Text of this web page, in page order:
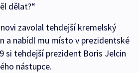
dělat?“
zavolal tehdejší kremelský
a nabídl mu místo v prezidentské
si tehdejší prezident Boris Jelcin
nástupce.